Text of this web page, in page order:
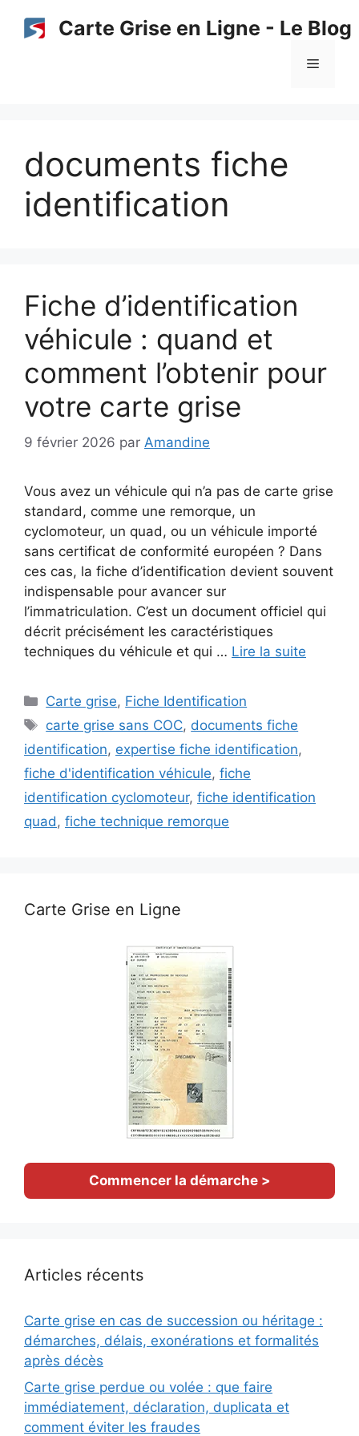
Carte Grise en Ligne - Le Blog
Menu
documents fiche
identification
Fiche d’identification
véhicule : quand et
comment l’obtenir pour
votre carte grise
9 février 2026 par Amandine
Vous avez un véhicule qui n’a pas de carte grise
standard, comme une remorque, un
cyclomoteur, un quad, ou un véhicule importé
sans certificat de conformité européen ? Dans
ces cas, la fiche d’identification devient souvent
indispensable pour avancer sur
l’immatriculation. C’est un document officiel qui
décrit précisément les caractéristiques
techniques du véhicule et qui … Lire la suite
Catégories
Carte grise, Fiche Identification
Étiquettes
carte grise sans COC, documents fiche
identification, expertise fiche identification,
fiche d'identification véhicule, fiche
identification cyclomoteur, fiche identification
quad , fiche technique remorque
Carte Grise en Ligne
Commencer la démarche >
Articles récents
Carte grise en cas de succession ou héritage :
démarches, délais, exonérations et formalités
après décès
Carte grise perdue ou volée : que faire
immédiatement, déclaration, duplicata et
comment éviter les fraudes